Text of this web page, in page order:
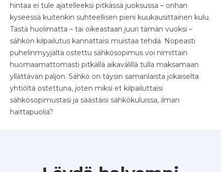
hintaa ei tule ajatelleeksi pitkässä juoksussa – onhan
kyseessä kuitenkin suhteellisen pieni kuukausittainen kulu.
Tästä huolimatta – tai oikeastaan juuri tämän vuoksi –
sähkön kilpailutus kannattaisi muistaa tehdä. Nopeasti
puhelinmyyjältä ostettu sähkösopimus voi nimittäin
huomaamattomasti pitkällä aikavälillä tulla maksamaan
yllättävän paljon. Sähkö on täysin samanlaista jokaiselta
yhtiöltä ostettuna, joten miksi et kilpailuttaisi
sähkösopimustasi ja säästäisi sähkökuluissa, ilman
haittapuolia?